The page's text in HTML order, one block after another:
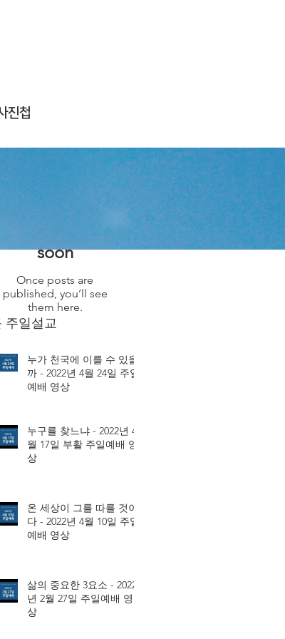
진첩
게시물
Check back
soon
Once posts are
published, you’ll see
them here.
주일설교
누가 천국에 이를 수 있을
까 - 2022년 4월 24일 주일
예배 영상
누구를 찾느냐 - 2022년 4
월 17일 부활 주일예배 영
상
온 세상이 그를 따를 것이
다 - 2022년 4월 10일 주일
예배 영상
삶의 중요한 3요소 - 2022
년 2월 27일 주일예배 영
상